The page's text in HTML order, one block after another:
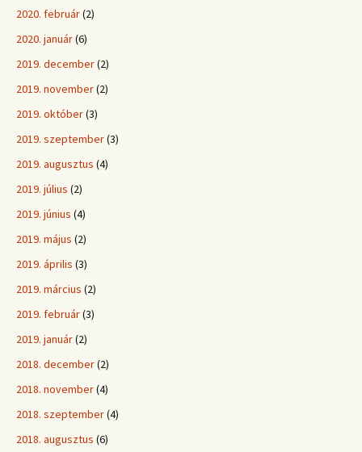
2020. február(2)
2020. január(6)
2019. december(2)
2019. november(2)
2019. október(3)
2019. szeptember(3)
2019. augusztus (4)
2019. július (2)
2019. június (4)
2019. május (2)
2019. április (3)
2019. március (2)
2019. február(3)
2019. január(2)
2018. december(2)
2018. november(4)
2018. szeptember(4)
2018. augusztus (6)